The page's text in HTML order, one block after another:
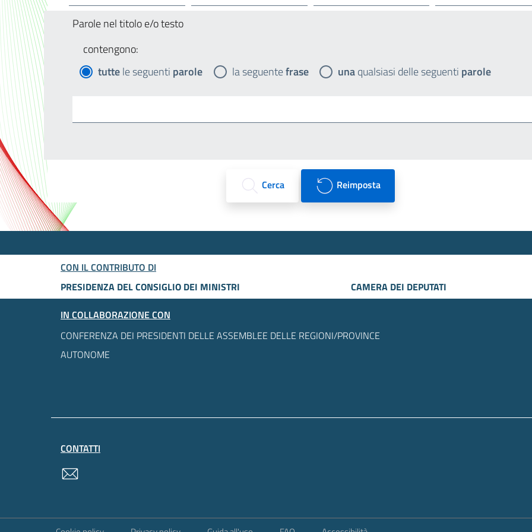
Parole nel titolo e/o testo
contengono:
tuttele seguenti parole la seguentefrase unaqualsiasi delle seguenti parole
Cerca Reimposta
CON IL CONTRIBUTO DI
PRESIDENZA DEL CONSIGLIO DEI MINISTRI
CAMERA DEI DEPUTATI
IN COLLABORAZIONE CON
CONFERENZA DEI PRESIDENTI DELLE ASSEMBLEE DELLE REGIONI/PROVINCE
AUTONOME
CONTATTI